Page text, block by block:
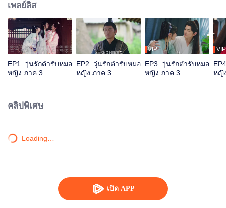
เปิด APP
กล อยู่กับความแค้นที่ถูกสังหารบิดา แต่ก็ได้อวิ๋นรั่วเยว่ที่รักษาคนและรักษาใจไป
พร้อมกัน ทั้งสองเริ่มจากความไม่ชอบหน้าจนเริ่มวางอคติใด ๆ จากนั้นก็ได้ใช้ชีวิต
ด้วยกัน ความสัมพันธ์เบ่งบานและพัฒนาขึ้นเรื่อย ๆ ระหว่างการที่ช่วยฉู่เสวียนเฉิน
ดูแลแว่นแคว้นและใต้หล้าก็ได้ร่วมเผชิญอุปสรรคและความทุกข์ยาก เปิดใจเข้าหา
กัน ร่วมแรงร่วมใจ รักษาปกครองประชาชนในใต้หล้า แก้ไขทุกข์ของสรรพสัตว์ จน
เพลย์ลิส
EP1: วุ่นรักตำรับหมอ
หญิง ภาค 3
EP2: วุ่นรักตำรับหมอ
หญิง ภาค 3
VIP
EP3: วุ่นรักตำรับหมอ
หญิง ภาค 3
VIP
หญิ
คลิปพิเศษ
Loading…